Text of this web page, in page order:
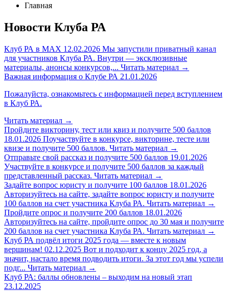
Главная
Новости Клуба РА
Клуб РА в MAX 12.02.2026 Мы запустили приватный канал
для участников Клуба РА. Внутри — эксклюзивные
материалы, анонсы конкурсов,... Читать материал →
Важная информация о Клубе РА 21.01.2026
Пожалуйста, ознакомьтесь с информацией перед вступлением
в Клуб РА.
Читать материал →
Пройдите викторину, тест или квиз и получите 500 баллов
18.01.2026 Поучаствуйте в конкурсе, викторине, тесте или
квизе и получите 500 баллов. Читать материал →
Отправьте свой рассказ и получите 500 баллов 19.01.2026
Участвуйте в конкурсе и получите 500 баллов за каждый
представленный рассказ. Читать материал →
Задайте вопрос юристу и получите 100 баллов 18.01.2026
Авторизуйтесь на сайте, задайте вопрос юристу и получите
100 баллов на счет участника Клуба РА. Читать материал →
Пройдите опрос и получите 200 баллов 18.01.2026
Авторизуйтесь на сайте, пройдите опрос до 30 мая и получите
200 баллов на счет участника Клуба РА. Читать материал →
Клуб РА подвёл итоги 2025 года — вместе к новым
вершинам! 02.12.2025 Вот и подходит к концу 2025 год, а
значит, настало время подводить итоги. За этот год мы успели
подг... Читать материал →
Клуб РА: баллы обновлены – выходим на новый этап
23.12.2025